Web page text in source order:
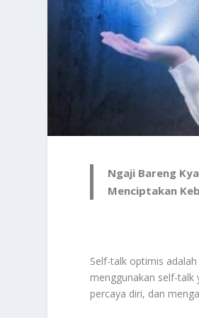
Ngaji Bareng
Menciptakan
Self-talk optimis
menggunakan self-
percaya diri, dan